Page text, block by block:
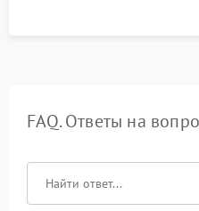
FAQ. Ответы на